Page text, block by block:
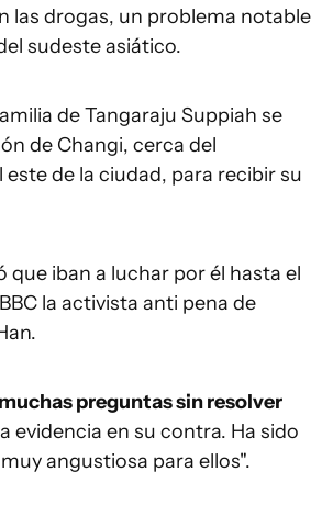
las drogas, un problema notable
sudeste asiático.
de Tangaraju Suppiah se
de Changi, cerca del
de la ciudad, para recibir su
que iban a luchar por él hasta el
la activista anti pena de
muchas preguntas sin resolver
evidencia en su contra. Ha sido
angustiosa para ellos".